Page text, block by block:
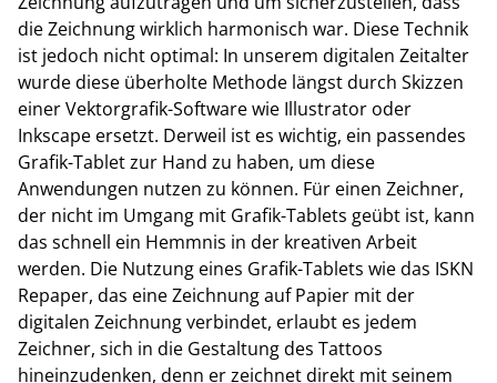
die Zeichnung wirklich harmonisch war. Diese Technik
ist jedoch nicht optimal: In unserem digitalen Zeitalter
wurde diese überholte Methode längst durch Skizzen
einer Vektorgrafik-Software wie Illustrator oder
Inkscape ersetzt. Derweil ist es wichtig, ein passendes
Grafik-Tablet zur Hand zu haben, um diese
Anwendungen nutzen zu können. Für einen Zeichner,
der nicht im Umgang mit Grafik-Tablets geübt ist, kann
das schnell ein Hemmnis in der kreativen Arbeit
werden. Die Nutzung eines Grafik-Tablets wie das ISKN
Repaper, das eine Zeichnung auf Papier mit der
digitalen Zeichnung verbindet, erlaubt es jedem
Zeichner, sich in die Gestaltung des Tattoos
hineinzudenken, denn er zeichnet direkt mit seinem